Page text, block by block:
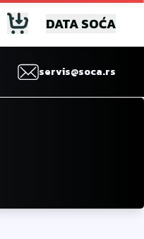
DATA SOĆA
servis@soca.rs